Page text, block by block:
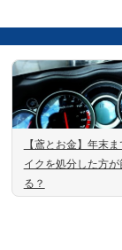
【鳶とお金】年末
イクを処分した方
る？